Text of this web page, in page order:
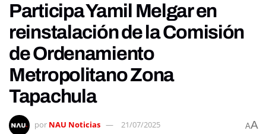
Participa Yamil Melgar en
reinstalación de la Comisión
de Ordenamiento
Metropolitano Zona
Tapachula
por NAU Noticias 21/07/2025 AA